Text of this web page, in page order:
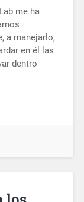
me ha
a manejarlo,
en él las
dentro